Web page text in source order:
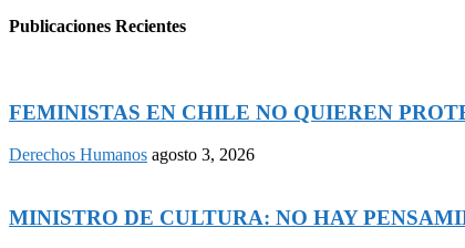
Publicaciones Recientes
FEMINISTAS EN CHILE NO QUIEREN
Derechos Humanos agosto 3, 2026
MINISTRO DE CULTURA: NO HAY